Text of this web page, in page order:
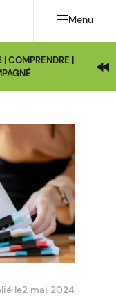
Menu
COMPRENDRE |
le2 mai 2024